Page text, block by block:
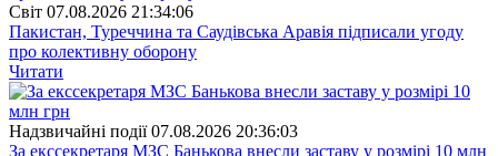
Свiт 07.08.2026 21:34:06
Пакистан, Туреччина та Саудівська Аравія підписали угоду
про колективну оборону
Читати
Надзвичайні події 07.08.2026 20:36:03
За екссекретаря МЗС Банькова внесли заставу у розмірі 10 млн